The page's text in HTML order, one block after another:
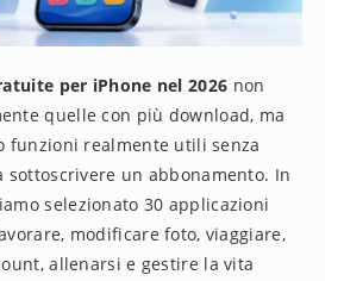
per iPhone nel 2026 non
quelle con più download, ma
funzioni realmente utili senza
sottoscrivere un abbonamento. In
selezionato 30 applicazioni
modificare foto, viaggiare,
allenarsi e gestire la vita